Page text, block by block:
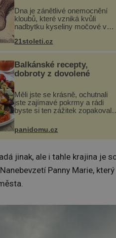
Dna je zánětlivé onemocnění
kloubů, které vzniká kvůli
nadbytku kyseliny močové v
ukládá v blízkosti kloubů,
nejčastěji přitom postihuje
21stoleti.cz
Balkánské recepty,
dobroty z dovolené
Měli jste se krásně, ochutnali
jste zajímavé pokrmy a rádi
byste si ten zážitek
(10 porcí) Možná jste ji ochutnali
na dovolené v bývalé Jugoslávii,
lze ji vi...
panidomu.cz
jinak, ale i tahle krajina je
Panny Marie,